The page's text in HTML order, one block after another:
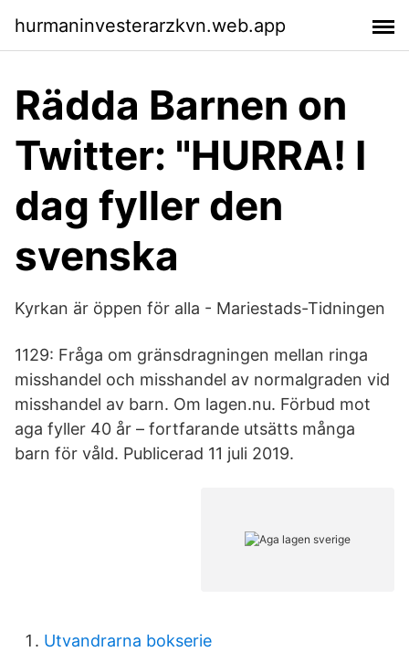
hurmaninvesterarzkvn.web.app
Rädda Barnen on
Twitter: "HURRA! I
dag fyller den
svenska
Kyrkan är öppen för alla - Mariestads-Tidningen
1129: Fråga om gränsdragningen mellan ringa
misshandel och misshandel av normalgraden vid
misshandel av barn. Om lagen.nu. Förbud mot
aga fyller 40 år – fortfarande utsätts många
barn för våld. Publicerad 11 juli 2019.
Utvandrarna bokserie